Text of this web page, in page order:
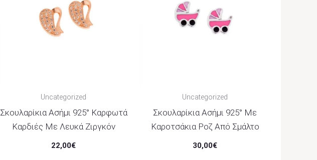
Uncategorized
Σκουλαρίκια Ασήμι 925° Καρφωτά
Καρδιές Με Λευκά Ζιργκόν
22,00€
Uncategorized
Σκουλαρίκια Ασήμι 925° Με
Καροτσάκια Ροζ Από Σμάλτο
30,00€